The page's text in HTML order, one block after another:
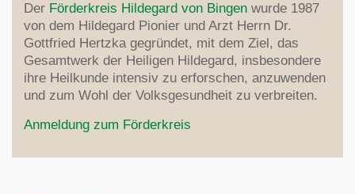
Der Förderkreis Hildegard von Bingen wurde 1987
von dem Hildegard Pionier und Arzt Herrn Dr.
Gottfried Hertzka gegründet, mit dem Ziel, das
Gesamtwerk der Heiligen Hildegard, insbesondere
ihre Heilkunde intensiv zu erforschen, anzuwenden
und zum Wohl der Volksgesundheit zu verbreiten.
Anmeldung zum Förderkreis